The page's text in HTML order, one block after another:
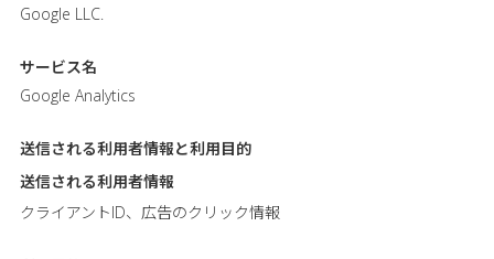
Google LLC.
サービス名
Google Analytics
送信される利用者情報と利用目的
送信される利用者情報
クライアントID、広告のクリック情報